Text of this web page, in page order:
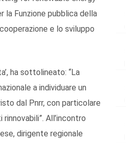
la Funzione pubblica della
e lo sviluppo
ha sottolineato: “La
a individuare un
dal Pnrr, con particolare
All’incontro
dirigente regionale